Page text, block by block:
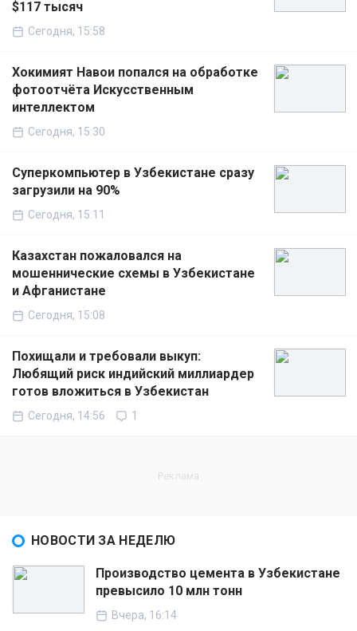
$117 тысяч
Сегодня, 15:58
Хокимият Навои попался на обработке
фотоотчёта Искусственным
интеллектом
Сегодня, 15:30
Суперкомпьютер в Узбекистане сразу
загрузили на 90%
Сегодня, 15:11
Казахстан пожаловался на
мошеннические схемы в Узбекистане
и Афганистане
Сегодня, 15:08
Похищали и требовали выкуп:
Любящий риск индийский миллиардер
готов вложиться в Узбекистан
Сегодня, 14:56 1
НОВОСТИ ЗА НЕДЕЛЮ
Производство цемента в Узбекистане
превысило 10 млн тонн
Вчера, 16:14